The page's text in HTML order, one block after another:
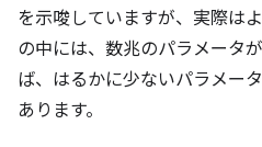
を示唆していますが、実際は
の中には、数兆のパラメータ
ば、はるかに少ないパラメー
あります。